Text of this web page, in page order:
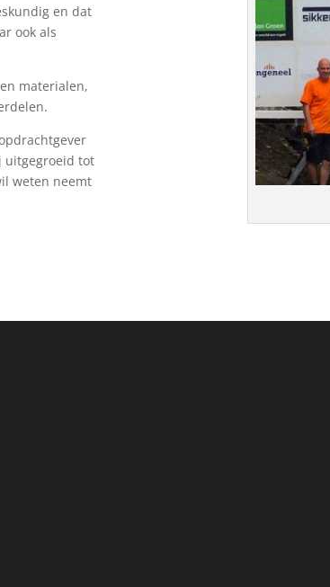
en dat
ook als
materialen,
uitgegroeid tot
weten neemt